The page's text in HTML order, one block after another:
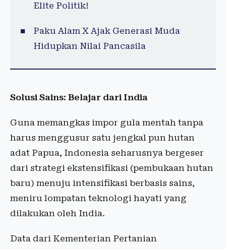
Elite Politik!
Paku Alam X Ajak Generasi Muda
Hidupkan Nilai Pancasila
Solusi Sains: Belajar dari India
Guna memangkas impor gula mentah tanpa
harus menggusur satu jengkal pun hutan
adat Papua, Indonesia seharusnya bergeser
dari strategi ekstensifikasi (pembukaan hutan
baru) menuju intensifikasi berbasis sains,
meniru lompatan teknologi hayati yang
dilakukan oleh India.
Data dari Kementerian Pertanian